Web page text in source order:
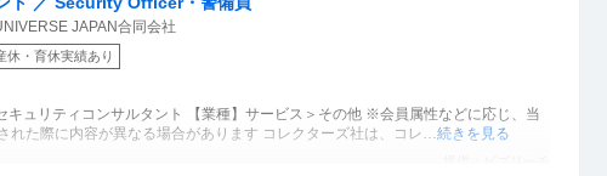
JAPAN合同会社
休・育休実績あり
キュリティコンサルタント 【業種】サービス＞その他 ※会員属性などに応じ、当
れた際に内容が異なる場合があります コレクターズ社は、コレ…続きを見る